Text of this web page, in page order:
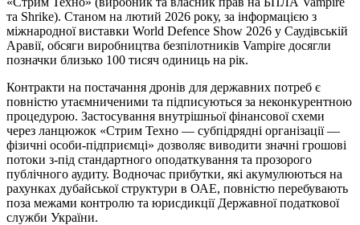
та Shrike). Станом на лютий 2026 року, за інформацією з
міжнародної виставки World Defence Show 2026 у Саудівській
Аравії, обсяги виробництва безпілотників Vampire досягли
позначки близько 100 тисяч одиниць на рік.
Контракти на постачання дронів для державних потреб є
повністю утаємниченими та підписуються за неконкурентною
процедурою. Застосування внутрішньої фінансової схеми
через ланцюжок «Стрим Техно — субпідрядні організації —
фізичні особи-підприємці» дозволяє виводити значні грошові
потоки з-під стандартного оподаткування та прозорого
публічного аудиту. Водночас прибутки, які акумулюються на
рахунках дубайської структури в ОАЕ, повністю перебувають
поза межами контролю та юрисдикції Державної податкової
служби України.